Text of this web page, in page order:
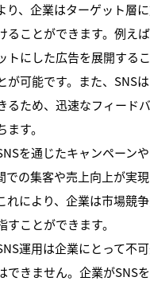
り、企業はターゲット層
ることができます。例え
トにした広告を展開する
が可能です。また、SNS
るため、迅速なフィード
す。
を通じたキャンペーン
での集客や売上向上が実
れにより、企業は市場競
すことができます。
運用は企業にとって不可
できません。企業がSNS